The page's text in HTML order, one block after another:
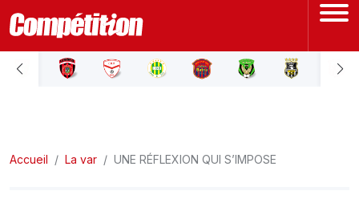
ACCUEIL
LIGUE 2
Accueil La var UNE RÉFLEXION QUI S’IMPOSE